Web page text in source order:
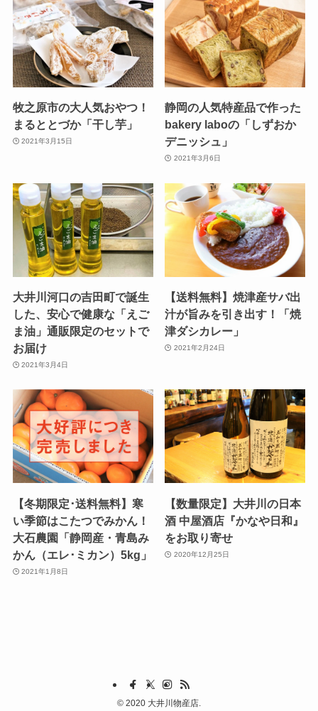
牧之原市の大人気おやつ！
まるととづか「干し芋」
2021年3月15日
静岡の人気特産品で作った
bakery laboの「しずおか
デニッシュ」
2021年3月6日
大井川河口の吉田町で誕生
した、安心で健康な「えご
ま油」通販限定のセットで
お届け
2021年3月4日
【送料無料】焼津産サバ出
汁が旨みを引き出す！「焼
津ダシカレー」
2021年2月24日
【冬期限定･送料無料】寒
い季節はこたつでみかん！
大石農園「静岡産・青島み
かん（エレ･ミカン）5kg」
2021年1月8日
【数量限定】大井川の日本
酒 中屋酒店『かなや日和』
をお取り寄せ
2020年12月25日
© 2020 大井川物産店.